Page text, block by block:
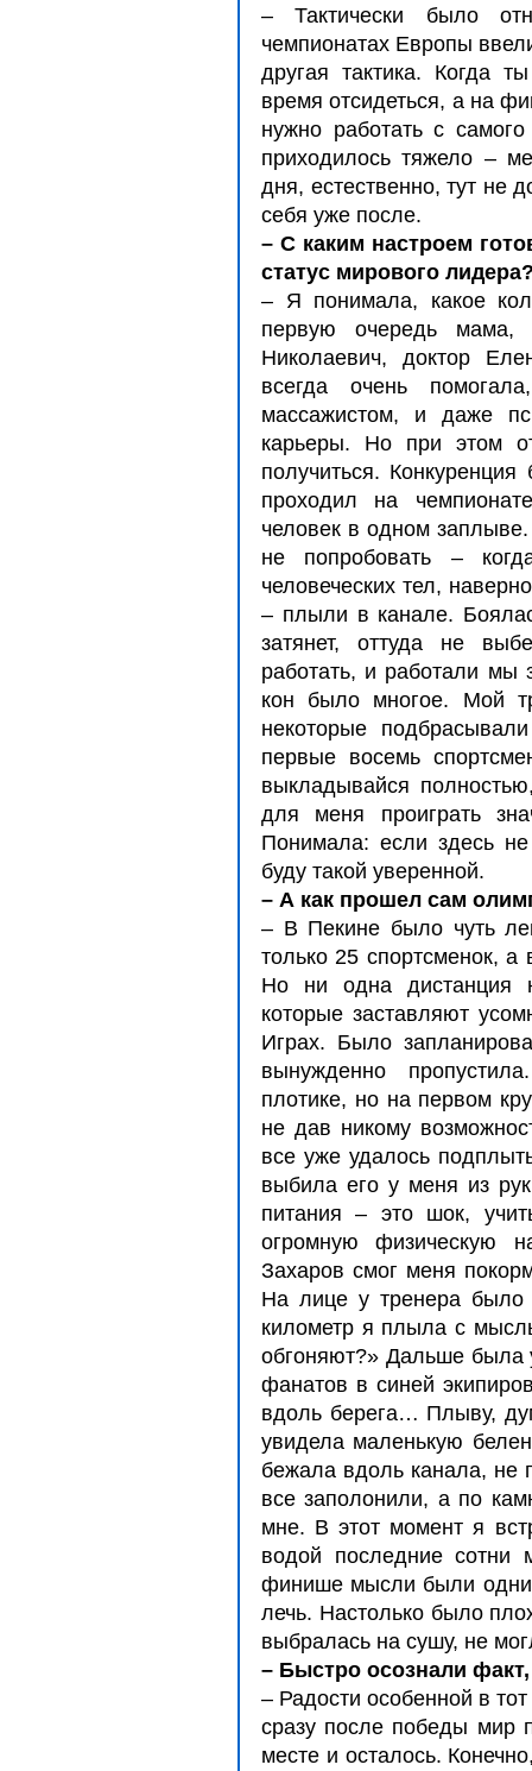
– Тактически было
чемпионатах Европы
другая тактика. Когда
время отсидеться, а на
нужно работать с
приходилось тяжело –
дня, естественно, тут не
себя уже после.
– С каким настроем
статус мирового
– Я понимала, какое
первую очередь мама,
Николаевич, доктор
всегда очень
массажистом, и даже
карьеры. Но при этом
получиться.
проходил на
человек в одном
не попробовать –
человеческих тел,
– плыли в канале.
затянет, оттуда не
работать, и работали мы
кон было многое. Мой
некоторые
первые восемь
выкладывайся
для меня проиграть
Понимала: если здесь
буду такой уверенной.
– А как прошел сам
– В Пекине было чуть
только 25 спортсменок,
Но ни одна дистанция
которые заставляют
Играх. Было
вынужденно
плотике, но на первом
не дав никому
все уже удалось
выбила его у меня из
питания – это шок,
огромную физическую
Захаров смог меня
На лице у тренера было
километр я плыла с
обгоняют?» Дальше была
фанатов в синей
вдоль берега… Плыву,
увидела маленькую
бежала вдоль канала, не
все заполонили, а по
мне. В этот момент я
водой последние сотни
финише мысли были
лечь. Настолько было
выбралась на сушу, не
– Быстро осознали
– Радости особенной в
сразу после победы мир
месте и осталось.